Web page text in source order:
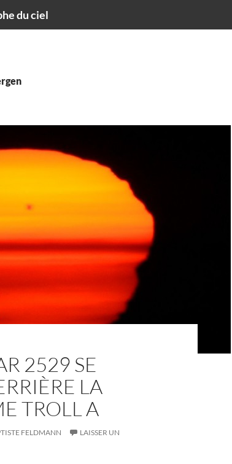
du ciel
2529 SE
LA
TROLL A
FELDMANN
LAISSER UN